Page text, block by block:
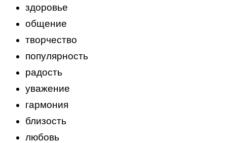
здоровье
общение
творчество
популярность
радость
уважение
гармония
близость
любовь